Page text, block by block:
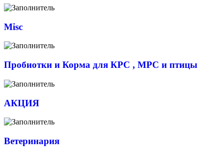
Misc
Пробиотки и Корма для КРС , МРС и птицы
АКЦИЯ
Ветеринария